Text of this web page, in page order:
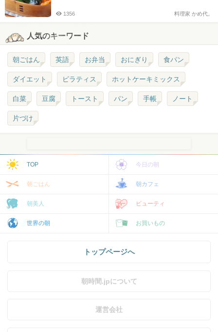
料理家 かめ代。
1356
人気のキーワード
朝ごはん 英語 お弁当 おにぎり 食パン
ダイエット ピラティス ホットケーキミックス
白菜 豆腐 トースト パン 手帳 ノート
片づけ
TOP 今日の朝
朝ごはん 朝カフェ
朝美人 ビューティ
世界の朝 お買いもの
トップページへ
朝時間.jpについて
運営会社